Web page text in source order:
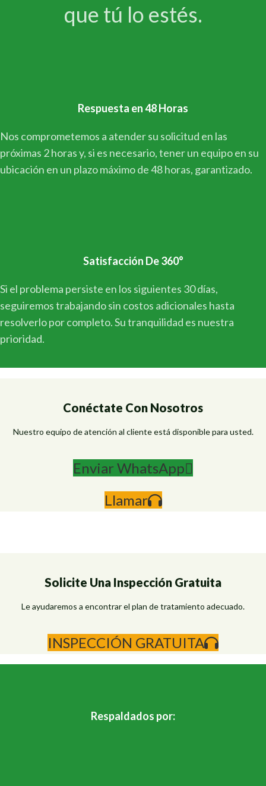
que tú lo estés.
Respuesta en 48 Horas
Nos comprometemos a atender su solicitud en las
próximas 2 horas y, si es necesario, tener un equipo en su
ubicación en un plazo máximo de 48 horas, garantizado.
Satisfacción De 360°
Si el problema persiste en los siguientes 30 días,
seguiremos trabajando sin costos adicionales hasta
resolverlo por completo. Su tranquilidad es nuestra
prioridad.
Conéctate Con Nosotros
Nuestro equipo de atención al cliente está disponible para usted.
Enviar WhatsApp
Llamar
Solicite Una Inspección Gratuita
Le ayudaremos a encontrar el plan de tratamiento adecuado.
INSPECCIÓN GRATUITA
Respaldados por: